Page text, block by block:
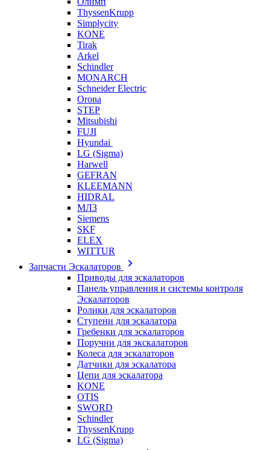
ThyssenKrupp
Simplycity
KONE
Tirak
Arkel
Schindler
MONARCH
Schneider Electric
Orona
STEP
Mitsubishi
FUJI
Hyundai
LG (Sigma)
Harwell
GEFRAN
KLEEMANN
HIDRAL
МЛЗ
Siemens
SKF
ELEX
WITTUR
Запчасти Эскалаторов
Приводы для эскалаторов
Панель управления и системы контроля
Эскалаторов
Ролики для эскалаторов
Ступени для эскалатора
Гребенки для эскалаторов
Поручни для экскалаторов
Колеса для эскалаторов
Датчики для эскалатора
Цепи для эскалатора
KONE
OTIS
SWORD
Schindler
ThyssenKrupp
LG (Sigma)